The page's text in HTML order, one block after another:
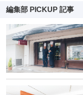
編集部 PICKUP 記事